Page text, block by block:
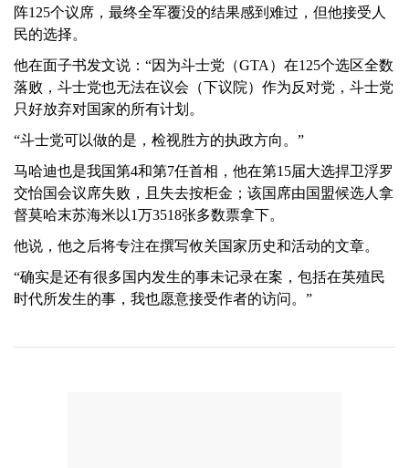
阵125个议席，最终全军覆没的结果感到难过，但他接受人
民的选择。
他在面子书发文说：“因为斗士党（GTA）在125个选区全数
落败，斗士党也无法在议会（下议院）作为反对党，斗士党
只好放弃对国家的所有计划。
“斗士党可以做的是，检视胜方的执政方向。”
马哈迪也是我国第4和第7任首相，他在第15届大选捍卫浮罗
交怡国会议席失败，且失去按柜金；该国席由国盟候选人拿
督莫哈末苏海米以1万3518张多数票拿下。
他说，他之后将专注在撰写攸关国家历史和活动的文章。
“确实是还有很多国内发生的事未记录在案，包括在英殖民
时代所发生的事，我也愿意接受作者的访问。”